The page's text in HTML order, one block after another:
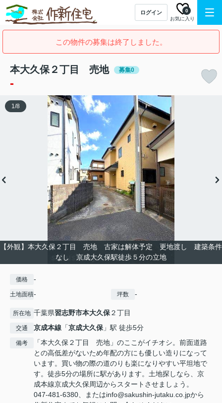
ログイン
お気に入り
0
この物件の募集は終了しました。
本大久保２丁目 売地 募集0
-
【外観】本大久保２丁目 売地 古家は解体予定 更地渡し 建築条件
なし 京成大久保駅徒歩５分の立地
1/8
価格 -
土地面積- 坪数 -
所在地 千葉県習志野市本大久保２丁目
交通 京成本線 「京成大久保」駅 徒歩5分
備考
「本大久保２丁目 売地」のここがイチオシ。前面道路
との高低差がないため年配の方にも優しい造りになって
います。買い物の際の道のりも楽になりやすい平坦地で
す。徒歩5分の場所に駅があります。土地探しなら、京
成本線京成大久保周辺からスタートさせましょう。
047-481-6380、またはinfo@sakushin-jutaku.co.jpから